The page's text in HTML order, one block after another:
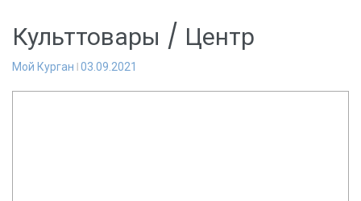
Культтовары / Центр
Мой Курган 03.09.2021